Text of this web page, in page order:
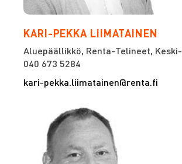
KARI-PEKKA LIIMATAINEN
Aluepäällikkö, Renta-Telineet,
040 673 5284
kari-pekka.liimatainen@renta.fi